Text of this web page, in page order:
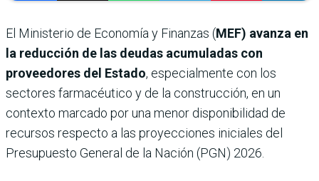
El Ministerio de Economía y Finanzas (MEF) avanza en
la reducción de las deudas acumuladas con
proveedores del Estado, especialmente con los
sectores farmacéutico y de la construcción, en un
contexto marcado por una menor disponibilidad de
recursos respecto a las proyecciones iniciales del
Presupuesto General de la Nación (PGN) 2026.